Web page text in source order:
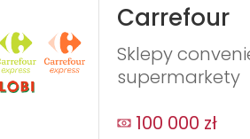
Carrefour
Sklepy
supermarkety
100 000 zł